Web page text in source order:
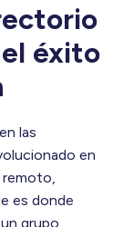
éxito
las
en
es donde
grupo